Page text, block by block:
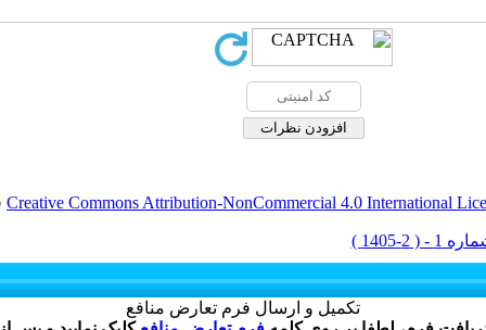
Creative Commons Attribution-NonCommercial 4.0 International
تکمیل و ارسال فرم تعارض منافع